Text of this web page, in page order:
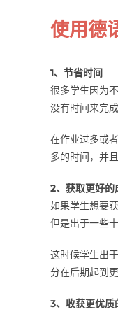
使用德
1、节省时间
很多学生因为
没有时间来完成
在作业过多或
多的时间，并
2、获取更好的
如果学生想要
但是出于一些
这时候学生出
分在后期起到
3、收获更优质